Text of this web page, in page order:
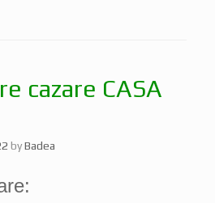
cazare CASA
byBadea